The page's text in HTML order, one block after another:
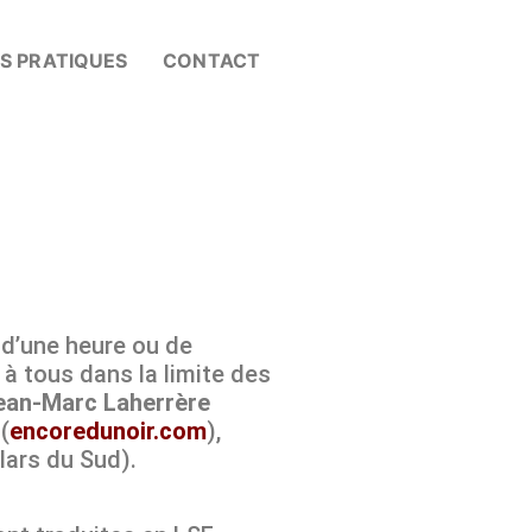
PRATIQUES CONTACT
heure ou de
tous dans la limite des
Marc Laherrère
(encoredunoir.com),
du Sud).